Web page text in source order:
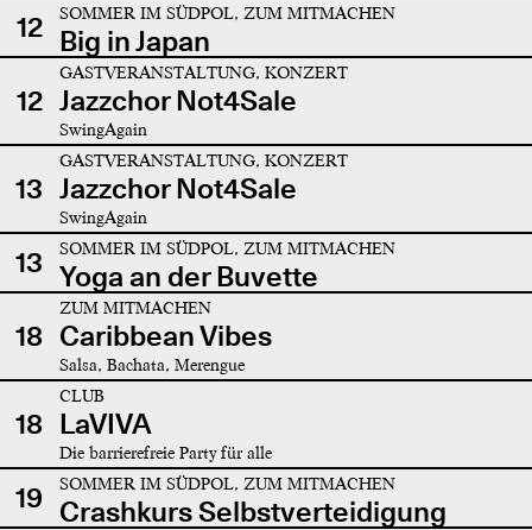
12
SOMMER IM SÜDPOL, ZUM MITMACHEN
Big in Japan
12
GASTVERANSTALTUNG, KONZERT
Jazzchor Not4Sale
SwingAgain
13
GASTVERANSTALTUNG, KONZERT
Jazzchor Not4Sale
SwingAgain
13 SOMMER IM SÜDPOL, ZUM MITMACHEN
Yoga an der Buvette
18
ZUM MITMACHEN
Caribbean Vibes
Salsa, Bachata, Merengue
18
CLUB
LaVIVA
Die barrierefreie Party für alle
19 SOMMER IM SÜDPOL, ZUM MITMACHEN
Crashkurs Selbstverteidigung